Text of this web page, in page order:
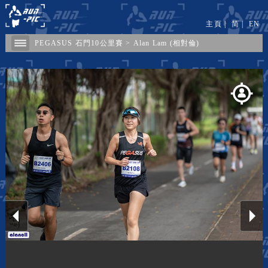
PEGASUS 石門10公里賽 > Alan Lam (相對倫)
主頁 | 简| EN